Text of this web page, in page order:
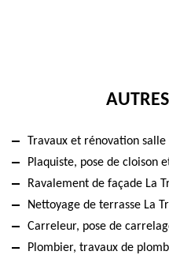
Travaux et rénovation
Plaquiste, pose de cloison
Ravalement de façade La
Nettoyage de terrasse La
Carreleur, pose de
Plombier, travaux de